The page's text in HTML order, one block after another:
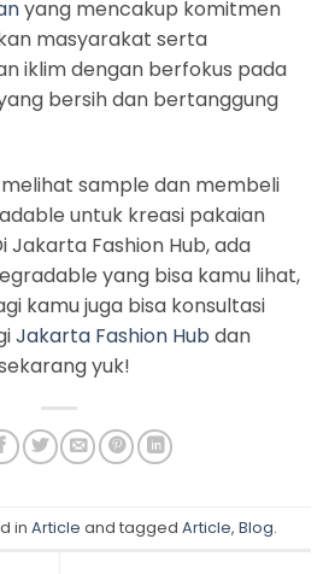
yang mencakup komitmen
masyarakat serta
iklim dengan berfokus pada
bersih dan bertanggung
sample dan membeli
untuk kreasi pakaian
Jakarta Fashion Hub, ada
yang bisa kamu lihat,
kamu juga bisa konsultasi
Jakarta Fashion Hub dan
yuk!
in Article and tagged Article, Blog.